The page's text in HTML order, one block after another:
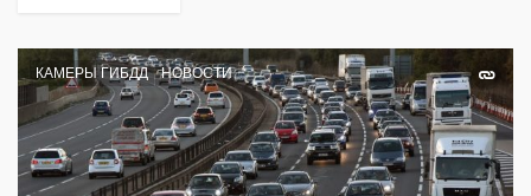
КАМЕРЫ ГИБДД НОВОСТИ